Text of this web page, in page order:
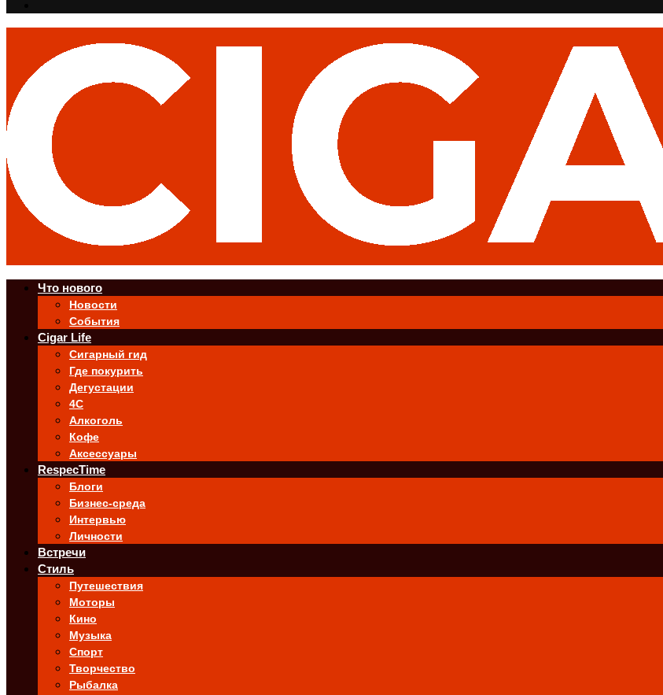
Что нового
Новости
События
Cigar Life
Сигарный гид
Где покурить
Дегустации
4C
Алкоголь
Кофе
Аксессуары
RespecTime
Блоги
Бизнес-среда
Интервью
Личности
Встречи
Стиль
Путешествия
Моторы
Кино
Музыка
Спорт
Творчество
Рыбалка